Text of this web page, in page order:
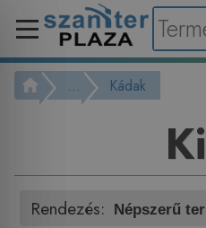
... Kádak
Rendezés: